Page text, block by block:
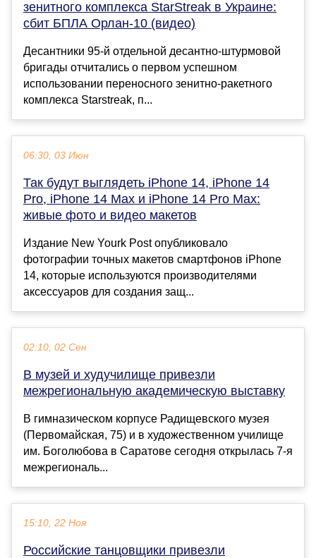
зенитного комплекса StarStreak в Украине:
сбит БПЛА Орлан-10 (видео)
Десантники 95-й отдельной десантно-штурмовой
бригады отчитались о первом успешном
использовании переносного зенитно-ракетного
комплекса Starstreak, п...
06:30, 03 Июн
Так будут выглядеть iPhone 14, iPhone 14
Pro, iPhone 14 Max и iPhone 14 Pro Max:
живые фото и видео макетов
Издание New Yourk Post опубликовало
фотографии точных макетов смартфонов iPhone
14, которые используются производителями
аксессуаров для создания защ...
02:10, 02 Сен
В музей и худучилище привезли
межрегиональную академическую выставку
В гимназическом корпусе Радищевского музея
(Первомайская, 75) и в художественном училище
им. Боголюбова в Саратове сегодня открылась 7-я
межрегиональ...
15:10, 22 Ноя
Российские танцовщики привезли